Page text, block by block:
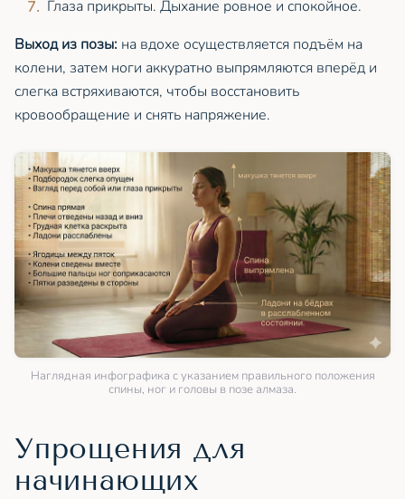
Глаза прикрыты. Дыхание ровное и спокойное.
Выход из позы: на вдохе осуществляется подъём на
колени, затем ноги аккуратно выпрямляются вперёд и
слегка встряхиваются, чтобы восстановить
кровообращение и снять напряжение.
Наглядная инфографика с указанием правильного положения
спины, ног и головы в позе алмаза.
Упрощения для
начинающих